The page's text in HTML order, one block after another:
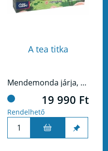
A tea titka
Mendemonda járja, hogy egy varázslatos növény nő a kínai földeken, ami meggyógyítja a lelket és a testet is. Úgy nevezték el, hogy tea.
19 990 Ft
Rendelhető